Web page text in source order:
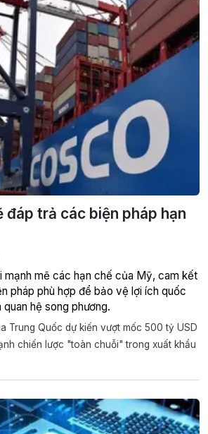
đáp trả các biện pháp hạn
mạnh mẽ các hạn chế của Mỹ, cam kết
pháp phù hợp để bảo vệ lợi ích quốc
hệ song phương.
Trung Quốc dự kiến vượt mốc 500 tỷ USD
chiến lược "toàn chuỗi" trong xuất khẩu